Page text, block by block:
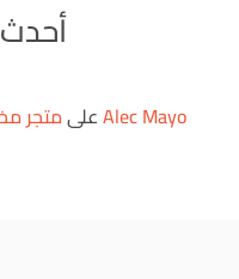
Alec Mayoعلىمتجر